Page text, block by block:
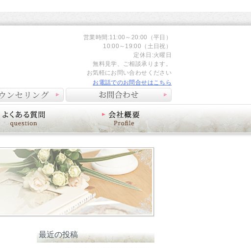
営業時間:11:00～20:00（平日）
10:00～19:00（土日祝）
定休日:火曜日
無料見学、ご相談承ります。
お気軽にお問い合わせください
お電話でのお問合せはこちら
最近の投稿